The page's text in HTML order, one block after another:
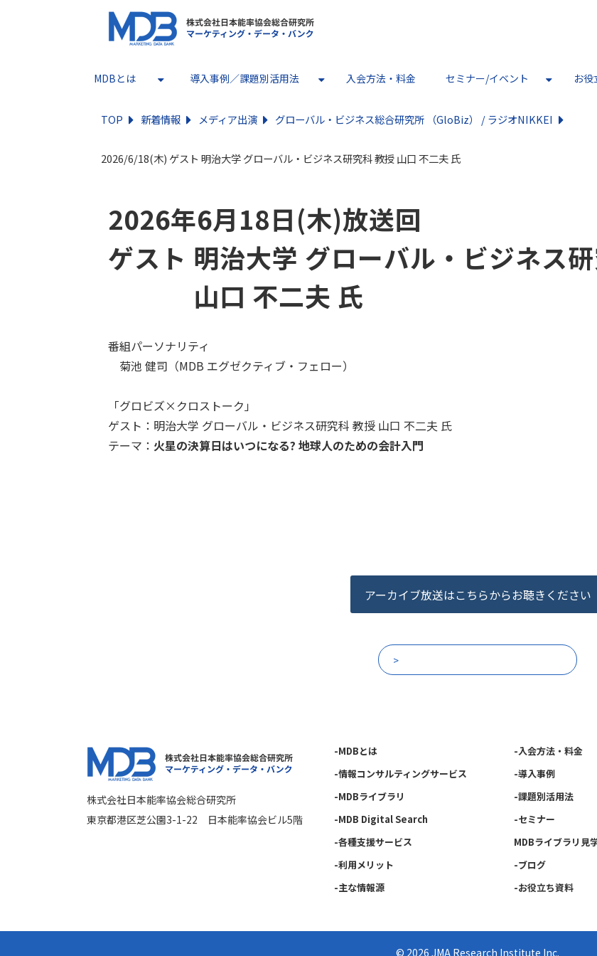
MDBとは 導入事例／課題別活用法 入会方法・料金 セミナー/イベント お
TOP 新着情報 メディア出演 グローバル・ビジネス総合研究所 （GloBiz） / ラジオNIKKEI
2026/6/18(木) ゲスト 明治⼤学 グローバル・ビジネス研究科 教授 ⼭⼝ 不⼆夫 氏
2026年6月18日(木)放送回
ゲスト 明治⼤学 グローバル・ビジネス
⼭⼝ 不⼆夫 氏
番組パーソナリティ
菊池 健司（MDB エグゼクティブ・フェロー）
「グロビズ×クロストーク」
ゲスト：明治⼤学 グローバル・ビジネス研究科 教授 ⼭⼝ 不⼆夫 氏
テーマ： ⽕星の決算⽇はいつになる? 地球⼈のための会計⼊⾨
アーカイブ放送はこちらからお聴きください
株式会社日本能率協会総合研究所
東京都港区芝公園3-1-22 日本能率協会ビル5階
-MDBとは
-情報コンサルティングサービス
-MDBライブラリ
-MDB Digital Search
-各種支援サービス
-利用メリット
-主な情報源
-入会方法・料金
-導入事例
-課題別活用法
-セミナー
MDBライブラリ見
-ブログ
-お役立ち資料
© 2026 JMA Research Institute Inc.